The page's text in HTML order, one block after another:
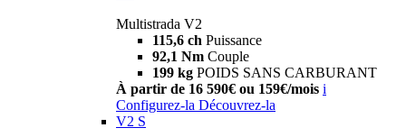
Multistrada V2
115,6 ch Puissance
92,1 Nm Couple
199 kg POIDS SANS CARBURANT
À partir de 16 590€ ou 159€/mois i
Configurez-la Découvrez-la
V2 S